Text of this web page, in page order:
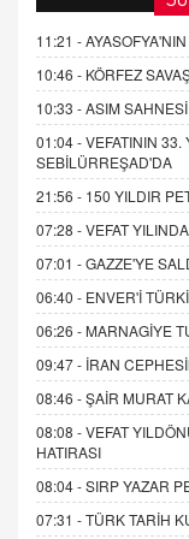
11:21 -
10:46 - KÖRFEZ
10:33 -ASIM
01:04 -VEFATININ 33.
SEBİLÜRREŞAD'DA
21:56 - 150 YILDIR
07:28 -VEFAT
07:01 -GAZZE'YE
06:40 - ENVER'İ
06:26 - MARNAGİYE
09:47 - İRAN
08:46 -ŞAİR MURAT
08:08 -VEFAT
HATIRASI
08:04 -SIRP YAZAR
07:31 -TÜRK TARİH